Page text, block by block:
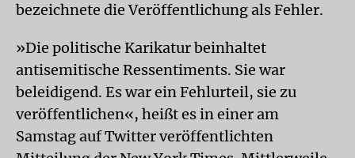
bezeichnete die Veröffentlichung als Fehler.
»Die politische Karikatur beinhaltet
antisemitische Ressentiments. Sie war
beleidigend. Es war ein Fehlurteil, sie zu
veröffentlichen«, heißt es in einer am
Samstag auf Twitter veröffentlichten